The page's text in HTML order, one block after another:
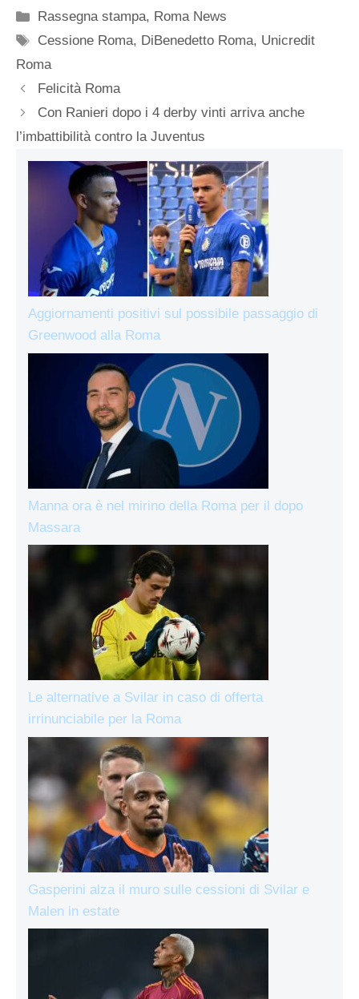
Categorie
Rassegna stampa, Roma News
Tag
Cessione Roma, DiBenedetto Roma, Unicredit
Roma
Felicità Roma
Con Ranieri dopo i 4 derby vinti arriva anche
l’imbattibilità contro la Juventus
Aggiornamenti positivi sul possibile passaggio di
Greenwood alla Roma
Manna ora è nel mirino della Roma per il dopo
Massara
Le alternative a Svilar in caso di offerta
irrinunciabile per la Roma
Gasperini alza il muro sulle cessioni di Svilar e
Malen in estate